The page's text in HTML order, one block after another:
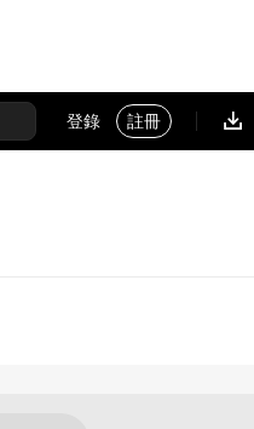
登錄 註冊